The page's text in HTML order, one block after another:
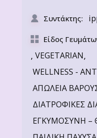
Συντάκτης:
Είδος
, VEGETARIAN,
WELLNESS -
ΑΠΩΛΕΙΑ
ΔΙΑΤΡΟΦΙΚΕΣ
ΕΓΚΥΜΟΣΥΝΗ –